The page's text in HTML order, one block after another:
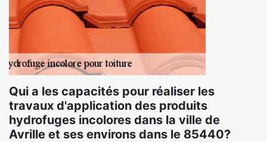
Qui a les capacités pour réaliser les
travaux d'application des produits
hydrofuges incolores dans la ville de
Avrille et ses environs dans le 85440?